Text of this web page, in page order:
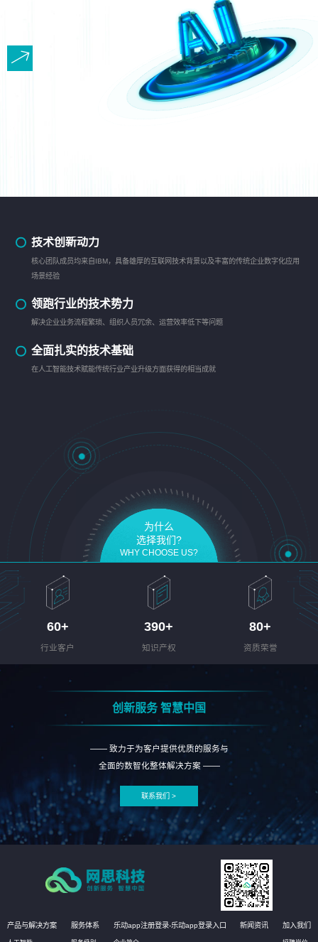
技术创新动力
核心团队成员均来自IBM，具备雄厚的互联网技术背景以及丰富的传统企业数字化应用
场景经验
领跑行业的技术势力
解决企业业务流程繁琐、组织人员冗余、运营效率低下等问题
全面扎实的技术基础
在人工智能技术赋能传统行业产业升级方面获得的相当成就
为什么
选择我们?
WHY CHOOSE US?
60+
行业客户
390+
知识产权
80+
资质荣誉
创新服务 智慧中国
—— 致力于为客户提供优质的服务与
全面的数智化整体解决方案 ——
联系我们 >
产品与解决方案 服务体系 乐动app注册登录-乐动app登录入口 新闻资讯 加入我们